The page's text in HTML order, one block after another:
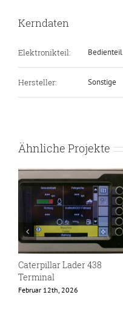
Kerndaten
Elektronikteil: Bedienteil
Hersteller: Sonstige
Ähnliche Projekte
Caterpillar Lader 438
Terminal
Februar 12th, 2026